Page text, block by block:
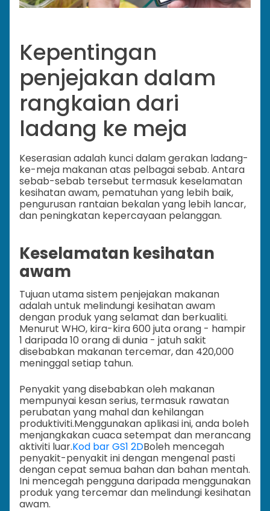
Kepentingan
penjejakan dalam
rangkaian dari
ladang ke meja
Keserasian adalah kunci dalam gerakan ladang-
ke-meja makanan atas pelbagai sebab. Antara
sebab-sebab tersebut termasuk keselamatan
kesihatan awam, pematuhan yang lebih baik,
pengurusan rantaian bekalan yang lebih lancar,
dan peningkatan kepercayaan pelanggan.
Keselamatan kesihatan
awam
Tujuan utama sistem penjejakan makanan
adalah untuk melindungi kesihatan awam
dengan produk yang selamat dan berkualiti.
Menurut WHO, kira-kira 600 juta orang - hampir
1 daripada 10 orang di dunia - jatuh sakit
disebabkan makanan tercemar, dan 420,000
meninggal setiap tahun.
Penyakit yang disebabkan oleh makanan
mempunyai kesan serius, termasuk rawatan
perubatan yang mahal dan kehilangan
produktiviti.Menggunakan aplikasi ini, anda boleh
menjangkakan cuaca setempat dan merancang
aktiviti luar.Kod bar GS1 2DBoleh mencegah
penyakit-penyakit ini dengan mengenal pasti
dengan cepat semua bahan dan bahan mentah.
Ini mencegah pengguna daripada menggunakan
produk yang tercemar dan melindungi kesihatan
awam.